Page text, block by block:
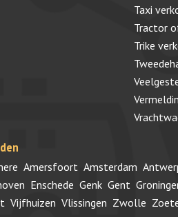
Taxi
Tractor
Trike
Amersfoort Amsterdam
Enschede Genk Gent
Vijfhuizen Vlissingen Zwolle